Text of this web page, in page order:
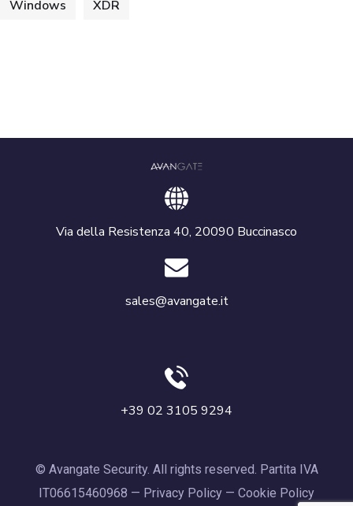
Windows XDR
Via della Resistenza 40, 20090 Buccinasco
sales@avangate.it
+39 02 3105 9294
© Avangate Security. All rights reserved. Partita IVA
IT06615460968 — Privacy Policy — Cookie Policy